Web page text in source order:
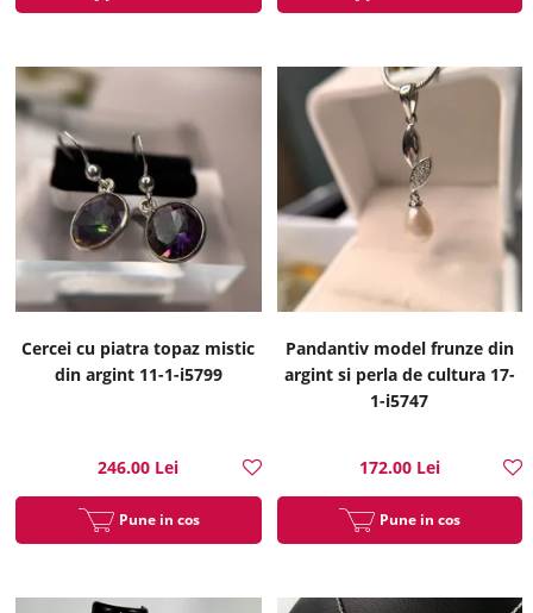
Cercei cu piatra topaz mistic
din argint 11-1-i5799
246.00 Lei
Pune in cos
Pandantiv model frunze din
argint si perla de cultura 17-
1-i5747
172.00 Lei
Pune in cos